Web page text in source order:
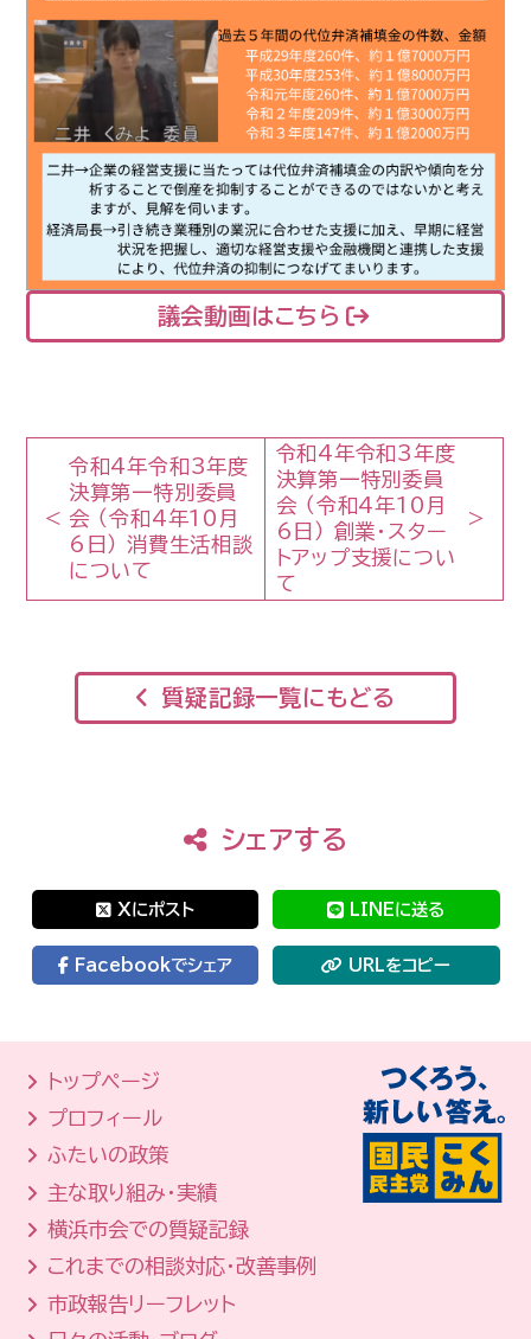
議会動画はこちら
令和4年令和3年度
決算第一特別委員
会 （令和4年10月
6日） 消費生活相談
について
令和4年令和3年度
決算第一特別委員
会 （令和4年10月
6日） 創業・スター
トアップ支援につい
て
質疑記録一覧にもどる
シェアする
Xにポスト LINEに送る
Facebookでシェア URLをコピー
トップページ
プロフィール
ふたいの政策
主な取り組み・実績
横浜市会での質疑記録
これまでの相談対応・改善事例
市政報告リーフレット